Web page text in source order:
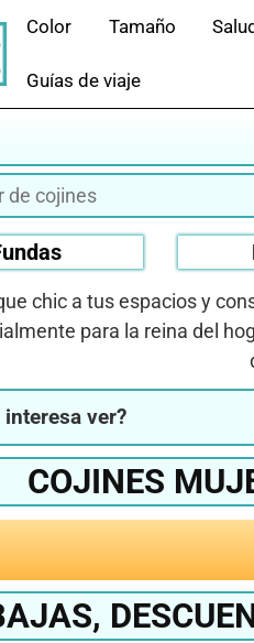
Color Tamaño Salud
Guías de viaje
chic a tus espacios y
para la reina del
interesa ver?
COJINES